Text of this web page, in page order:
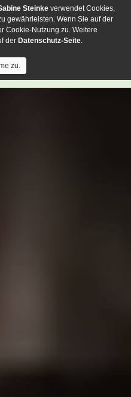
Steinke verwendet Cookies,
gewährleisten. Wenn Sie auf der
Cookie-Nutzung zu. Weitere
der Datenschutz-Seite.
zu.